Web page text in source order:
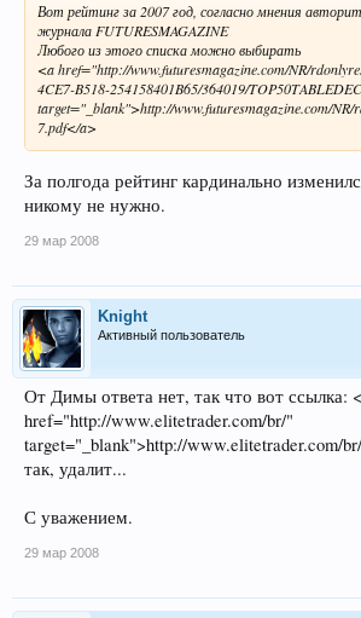
Вот рейтинг за 2007 год, согласно мнения
журнала FUTURESMAGAZINE
Любого из этого списка можно выбирать
<a href="http://www.futuresmagazine.com/NR/
4CE7-B518-254158401B65/364019/
target="_blank">http://www.futuresmagazine.com/
7.pdf</a>
За полгода рейтинг кардинально
никому не нужно.
29 мар 2008
Knight
Активный пользователь
От Димы ответа нет, так что вот ссылка:
href="http://www.elitetrader.com/br/"
target="_blank">http://www.elitetrader.com/
так, удалит...
С уважением.
29 мар 2008